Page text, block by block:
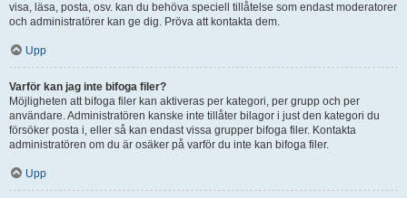
visa, läsa, posta, osv. kan du behöva speciell tillåtelse som endast moderatorer
och administratörer kan ge dig. Pröva att kontakta dem.
Upp
Varför kan jag inte bifoga filer?
Möjligheten att bifoga filer kan aktiveras per kategori, per grupp och per
användare. Administratören kanske inte tillåter bilagor i just den kategori du
försöker posta i, eller så kan endast vissa grupper bifoga filer. Kontakta
administratören om du är osäker på varför du inte kan bifoga filer.
Upp